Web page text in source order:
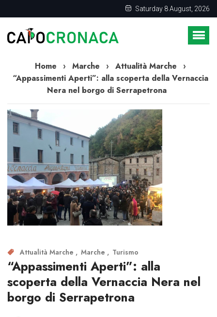
Saturday 8 August, 2026
Home › Marche › Attualità Marche
›
“Appassimenti Aperti”: alla scoperta della Vernaccia
Nera nel borgo di Serrapetrona
Attualità Marche Marche Turismo
“Appassimenti Aperti”: alla
scoperta della Vernaccia Nera nel
borgo di Serrapetrona